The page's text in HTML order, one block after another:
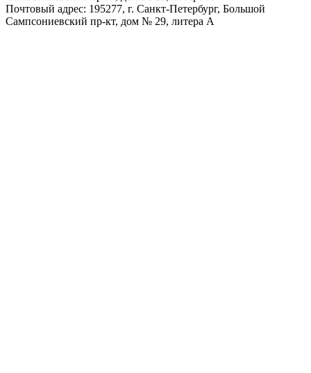
Почтовый адрес: 195277, г. Санкт-Петербург, Большой
Сампсониевский пр-кт, дом № 29, литера А